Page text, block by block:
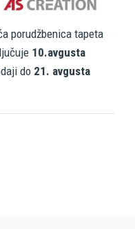
porudžbenica tapeta
10.avgusta
do 21. avgusta